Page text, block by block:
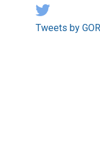
Tweets by